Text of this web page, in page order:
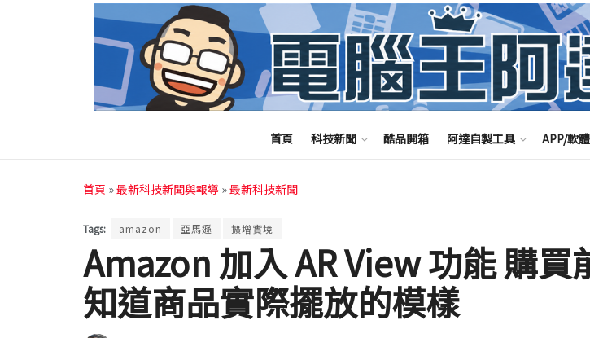
首頁 科技新聞 酷品開箱 阿達自製工具 APP/軟
首頁 »最新科技新聞與報導 »最新科技新聞
Tags: amazon 亞馬遜 擴增實境
Amazon 加入 AR View 功能 購買
知道商品實際擺放的模樣